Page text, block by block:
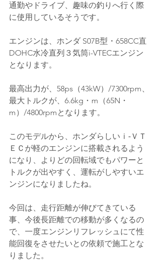
通勤やドライブ、趣味の釣りへ行く際
に使用しているそうです。
エンジンは、ホンダ S07B型・658CC直
DOHC水冷直列３気筒i-VTECエンジン
となります。
最高出力が、58ps（43kW）/7300rpm、
最大トルクが、6.6kg・m（65N・
m）/4800rpmとなります。
このモデルから、ホンダらしいｉ‐ＶＴ
ＥＣが軽のエンジンに搭載されるよう
になり、よりどの回転域でもパワーと
トルクが出やすく、運転がしやすいエ
ンジンになりましたね。
今回は、走行距離が伸びてきている
事、今後長距離での移動が多くなるの
で、一度エンジンリフレッシュにて性
能回復をさせたいとの依頼で施工とな
りました。